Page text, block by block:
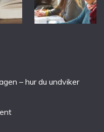
– hur du undviker